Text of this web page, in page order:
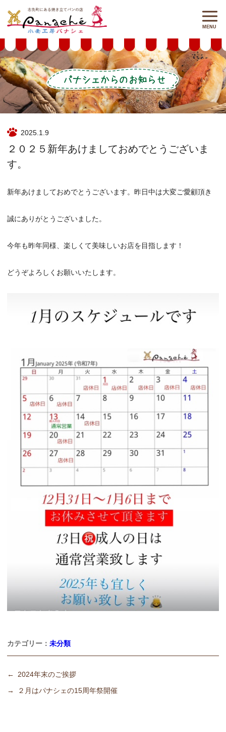
2025.1.9
２０２５新年あけましておめでとうございま
す。
新年あけましておめでとうございます。昨日中は大変ご愛顧頂き
誠にありがとうございました。
今年も昨年同様、楽しくて美味しいお店を目指します！
どうぞよろしくお願いいたします。
カテゴリー： 未分類
←
2024年末のご挨拶
→
２月はパナシェの15周年祭開催